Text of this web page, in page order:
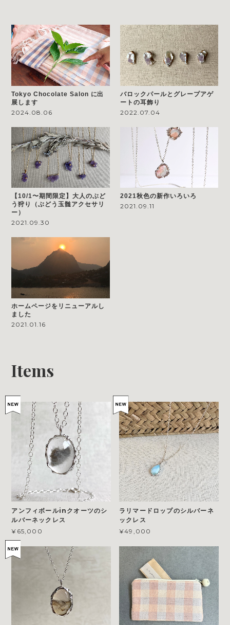
Tokyo Chocolate Salon に出
展します
2024.08.06
バロックパールとグレープアゲ
ートの耳飾り
2022.07.04
【10/1〜期間限定】大人のぶど
う狩り（ぶどう玉髄アクセサリ
ー）
2021.09.30
2021秋色の新作いろいろ
2021.09.11
ホームページをリニューアルし
ました
2021.01.16
Items
アンフィボールinクオーツのシ
ルバーネックレス
¥65,000
ラリマードロップのシルバーネ
ックレス
¥49,000